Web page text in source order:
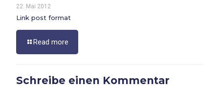
22. Mai 2012
Link post format
Read more
Schreibe einen Kommentar